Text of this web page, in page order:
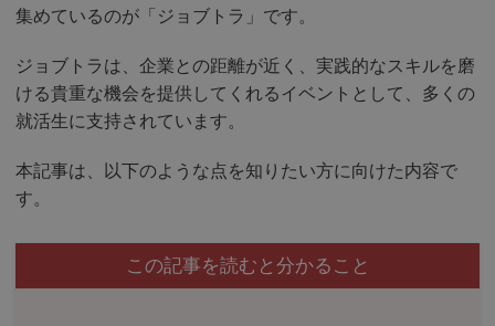
集めているのが「ジョブトラ」です。
ジョブトラは、企業との距離が近く、実践的なスキルを磨
ける貴重な機会を提供してくれるイベントとして、多くの
就活生に支持されています。
本記事は、以下のような点を知りたい方に向けた内容で
す。
この記事を読むと分かること